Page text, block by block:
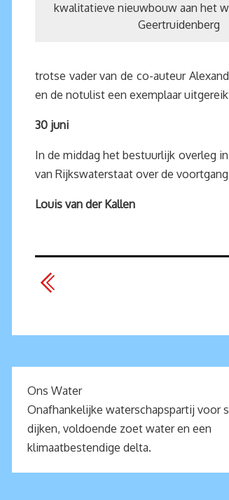
kwalitatieve nieuwbouw aan het
Geertruidenberg
trotse vader van de co-auteur
en de notulist een exemplaar
30 juni
In de middag het bestuurlijk overleg
van Rijkswaterstaat over de
Louis van der Kallen
Ons Water
Onafhankelijke waterschapspartij voor
dijken, voldoende zoet water en een
klimaatbestendige delta.